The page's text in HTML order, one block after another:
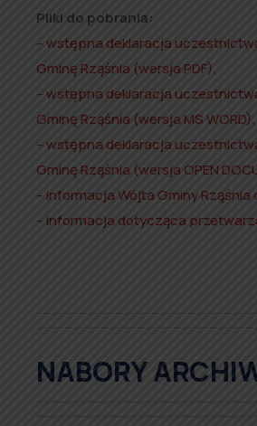
Pliki do pobrania:
–wstępna deklaracja
Gminę Rząśnia (wersja PDF),
– wstępna deklaracja
Gminę Rząśnia (wersja MS WORD),
–wstępna deklaracja
Gminę Rząśnia (wersja OPEN
–informacja Wójta Gminy
– informacja dotycząca
NABORY